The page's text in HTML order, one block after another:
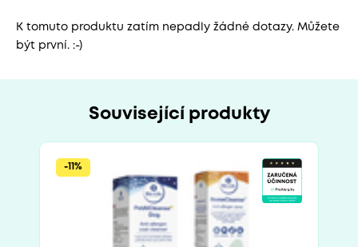
K tomuto produktu zatím nepadly žádné dotazy. Můžete
být první. :-)
Související produkty
-11%